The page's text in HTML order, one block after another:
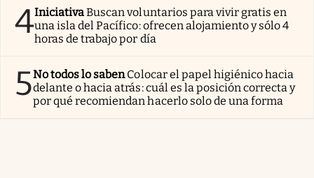
4IniciativaBuscan voluntarios para vivir gratis en
una isla del Pacífico: ofrecen alojamiento y sólo 4
horas de trabajo por día
5No todos lo sabenColocar el papel higiénico hacia
delante o hacia atrás: cuál es la posición correcta y
por qué recomiendan hacerlo solo de una forma